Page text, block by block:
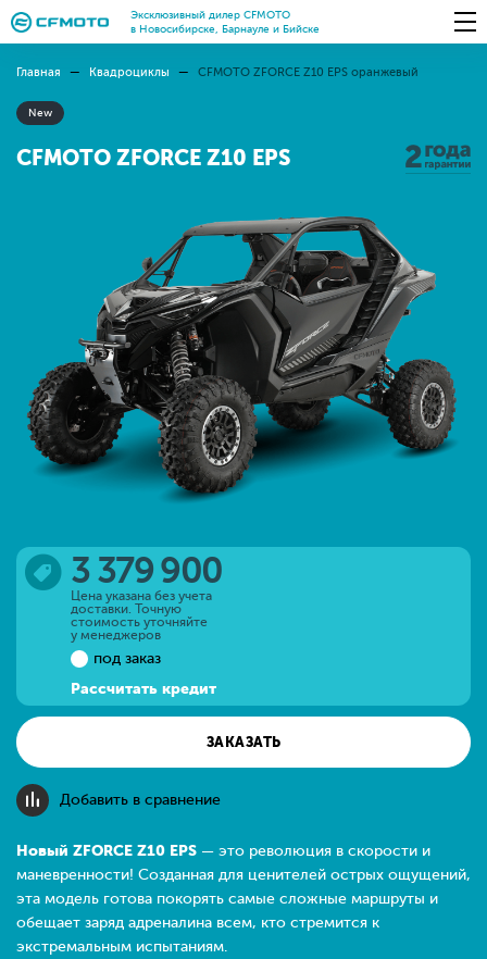
Эксклюзивный дилер CFMOTO
в Новосибирске, Барнауле и Бийске
Главная Квадроциклы CFMOTO ZFORCE Z10 EPS оранжевый
New
CFMOTO ZFORCE Z10 EPS
3 379 900
Цена указана без учета
доставки. Точную
стоимость уточняйте
у менеджеров
под заказ
Рассчитать кредит
ЗАКАЗАТЬ
Добавить в сравнение
Новый ZFORCE Z10 EPS — это революция в скорости и
маневренности! Созданная для ценителей острых ощущений,
эта модель готова покорять самые сложные маршруты и
обещает заряд адреналина всем, кто стремится к
экстремальным испытаниям.